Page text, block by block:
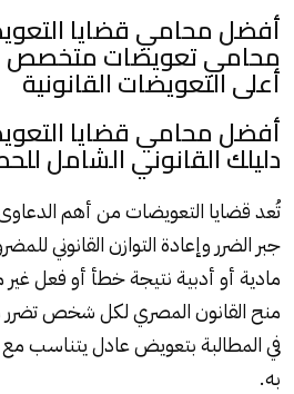
أفضل محامي قضايا
محامي تعويضات متخصص
أعلى التعويضات القانونية
أفضل محامي قضايا
دليلك القانوني الشامل
تُعد قضايا التعويضات من أهم
جبر الضرر وإعادة التوازن القانوني
مادية أو أدبية نتيجة خطأ أو فعل
منح القانون المصري لكل شخص
في المطالبة بتعويض عادل يتناسب
به.